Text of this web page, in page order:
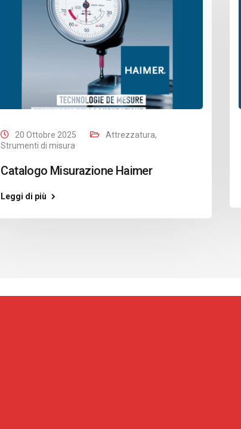
20 Ottobre 2025 Attrezzatura,
Strumenti di misura
Catalogo Misurazione Haimer
Leggi di più